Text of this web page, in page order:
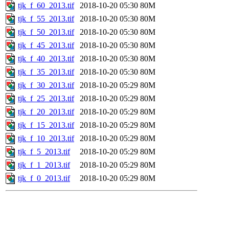
tjk_f_60_2013.tif
2018-10-20 05:30 80M
tjk_f_55_2013.tif
2018-10-20 05:30 80M
tjk_f_50_2013.tif
2018-10-20 05:30 80M
tjk_f_45_2013.tif
2018-10-20 05:30 80M
tjk_f_40_2013.tif
2018-10-20 05:30 80M
tjk_f_35_2013.tif
2018-10-20 05:30 80M
tjk_f_30_2013.tif
2018-10-20 05:29 80M
tjk_f_25_2013.tif
2018-10-20 05:29 80M
tjk_f_20_2013.tif
2018-10-20 05:29 80M
tjk_f_15_2013.tif
2018-10-20 05:29 80M
tjk_f_10_2013.tif
2018-10-20 05:29 80M
tjk_f_5_2013.tif
2018-10-20 05:29 80M
tjk_f_1_2013.tif
2018-10-20 05:29 80M
tjk_f_0_2013.tif
2018-10-20 05:29 80M